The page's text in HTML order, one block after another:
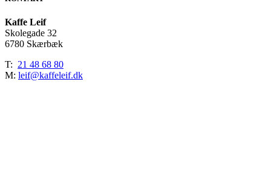
antal
Kaffe Leif
Skolegade 32
6780 Skærbæk
T: 21 48 68 80
M: leif@kaffeleif.dk